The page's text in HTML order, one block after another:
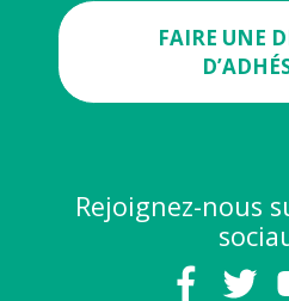
FAIRE UNE
Rejoignez-nous